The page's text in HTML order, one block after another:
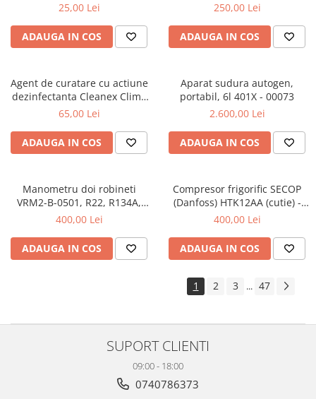
25,00 Lei
ADAUGA IN COS
250,00 Lei
ADAUGA IN COS
Agent de curatare cu actiune
dezinfectanta Cleanex Clima
Argint - 1 Kg - 00062
65,00 Lei
ADAUGA IN COS
Aparat sudura autogen,
portabil, 6l 401X - 00073
2.600,00 Lei
ADAUGA IN COS
Manometru doi robineti
VRM2-B-0501, R22, R134A,
R404A - 00060
400,00 Lei
ADAUGA IN COS
Compresor frigorific SECOP
(Danfoss) HTK12AA (cutie) -
00775
400,00 Lei
ADAUGA IN COS
1 2 3 ... 47
SUPORT CLIENTI
09:00 - 18:00
0740786373